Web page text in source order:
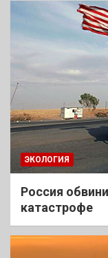
ЭКОЛОГИЯ
Россия
катастрофе